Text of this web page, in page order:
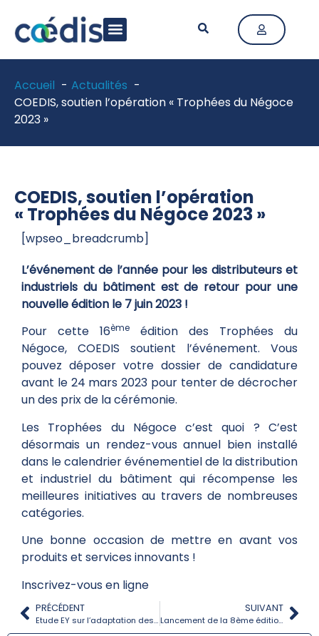
Accueil
Actualités
COEDIS, soutien l’opération « Trophées du Négoce
2023 »
COEDIS, soutien l’opération
« Trophées du Négoce 2023 »
[wpseo_breadcrumb]
L’événement de l’année pour les distributeurs et
industriels du bâtiment est de retour pour une
nouvelle édition le 7 juin 2023 !
Pour cette 16ème
édition des Trophées du
Négoce, COEDIS soutient l’événement. Vous
pouvez déposer votre dossier de candidature
avant le 24 mars 2023 pour tenter de décrocher
un des prix de la cérémonie.
Les Trophées du Négoce c’est quoi ? C’est
désormais un rendez-vous annuel bien installé
dans le calendrier événementiel de la distribution
et industriel du bâtiment qui récompense les
meilleures initiatives au travers de nombreuses
catégories.
Une bonne occasion de mettre en avant vos
produits et services innovants !
Inscrivez-vous en ligne
PRÉCÉDENT
Etude EY sur l’adaptation des logements en faveur des séniors
SUIVANT
Lancement de la 8ème édition du « Mois du Chauffage »